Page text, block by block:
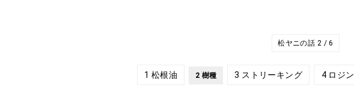
松ヤニの話 2 / 6
1 松根油 2 樹種 3 ストリーキング 4 ロジン